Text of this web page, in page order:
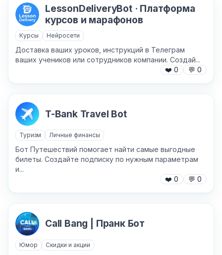
LessonDeliveryBot · Платформа
курсов и марафонов
Курсы Нейросети
Доставка ваших уроков, инструкций в Телеграм
ваших учеников или сотрудников компании. Создай...
❤️ 0 💬 0
T-Bank Travel Bot
Туризм Личные финансы
Бот Путешествий помогает найти самые выгодные
билеты. Создайте подписку по нужным параметрам
и...
❤️ 0 💬 0
Call Bang | Пранк Бот
Юмор Скидки и акции